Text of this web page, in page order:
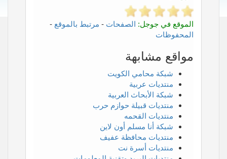
الموقع في جوجل: الصفحات - مرتبط بالموقع -
المحفوظات
مواقع مشابهة
شبكة محامي الكويت
منتديات عربية
شبكة الأبحاث العربية
منتديات قبيلة حوازم حرب
منتديات القحمه
شبكة أنا مسلم أون لاين
منتديات محافظة عفيف
منتديات أسرة نت